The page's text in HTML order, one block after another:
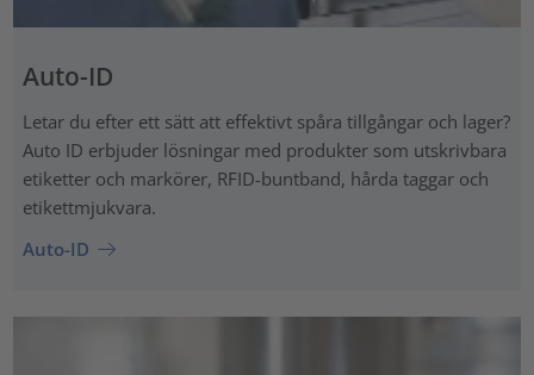
Auto-ID
Letar du efter ett sätt att effektivt spåra tillgångar och lager?
Auto ID erbjuder lösningar med produkter som utskrivbara
etiketter och markörer, RFID-buntband, hårda taggar och
etikettmjukvara.
Auto-ID